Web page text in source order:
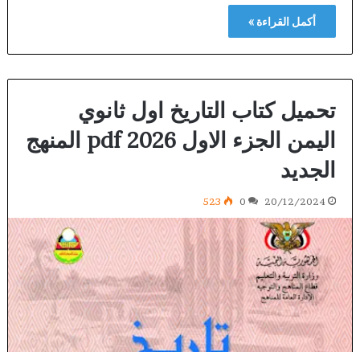
أكمل القراءة »
تحميل كتاب التاريخ اول ثانوي
اليمن الجزء الاول 2026 pdf المنهج
الجديد
20/12/2024
0
523